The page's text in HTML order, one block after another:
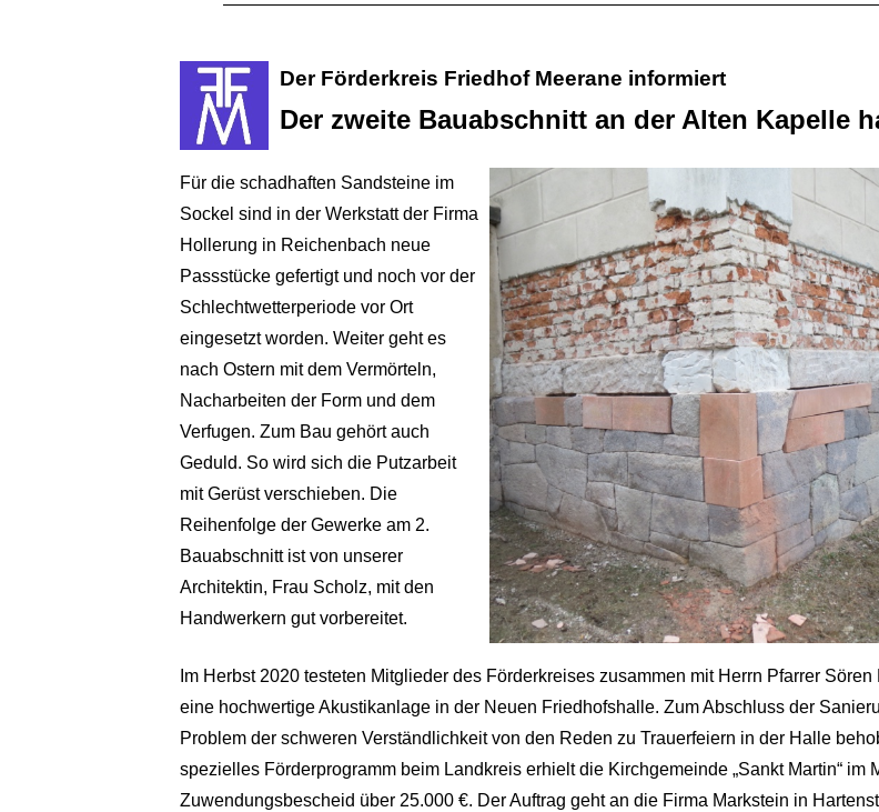
Der Förderkreis Friedhof Meerane informiert
Der zweite Bauabschnitt an der Alten Kapelle
Für die schadhaften Sandsteine im
Sockel sind in der Werkstatt der Firma
Hollerung in Reichenbach neue
Passstücke gefertigt und noch vor der
Schlechtwetterperiode vor Ort
eingesetzt worden. Weiter geht es
nach Ostern mit dem Vermörteln,
Nacharbeiten der Form und dem
Verfugen. Zum Bau gehört auch
Geduld. So wird sich die Putzarbeit
mit Gerüst verschieben. Die
Reihenfolge der Gewerke am 2.
Bauabschnitt ist von unserer
Architektin, Frau Scholz, mit den
Handwerkern gut vorbereitet.
Im Herbst 2020 testeten Mitglieder des Förderkreises zusammen mit Herrn Pfarrer
eine hochwertige Akustikanlage in der Neuen Friedhofshalle. Zum Abschluss der
Problem der schweren Verständlichkeit von den Reden zu Trauerfeiern in der Halle
spezielles Förderprogramm beim Landkreis erhielt die Kirchgemeinde „Sankt Martin“ im
Zuwendungsbescheid über 25.000 €. Der Auftrag geht an die Firma Markstein in